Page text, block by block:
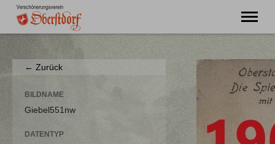
"Ming Huimat mueß de Kinde blibe!"
Verein
Chronik
Unser Oberstdorf
← Zurück
BILDNAME
Giebel551nw
DATENTYP